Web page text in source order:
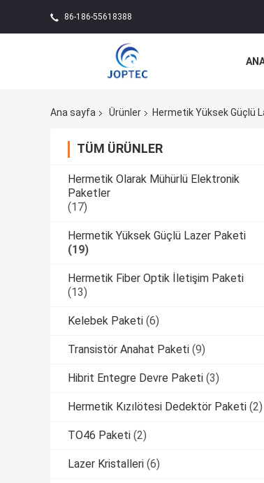
86-186-55618388
Ana sayfa Ürünler Hermetik Yüksek Güçlü
TÜM ÜRÜNLER
Hermetik Olarak Mühürlü Elektronik
Paketler
(17)
Hermetik Yüksek Güçlü Lazer Paketi
(19)
Hermetik Fiber Optik İletişim Paketi
(13)
Kelebek Paketi (6)
Transistör Anahat Paketi (9)
Hibrit Entegre Devre Paketi (3)
Hermetik Kızılötesi Dedektör Paketi (2)
TO46 Paketi (2)
Lazer Kristalleri (6)